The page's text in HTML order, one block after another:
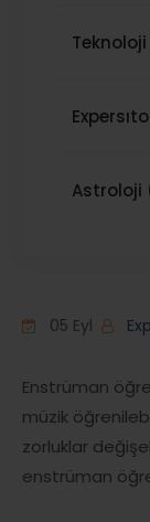
Teknoloji
Astroloji
05 Eyl
Enstrüman
müzik
zorluklar
enstrüman